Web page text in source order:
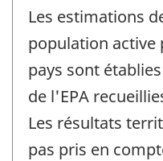
Les estimations
population
pays sont
de l'EPA
Les résultats
pas pris en